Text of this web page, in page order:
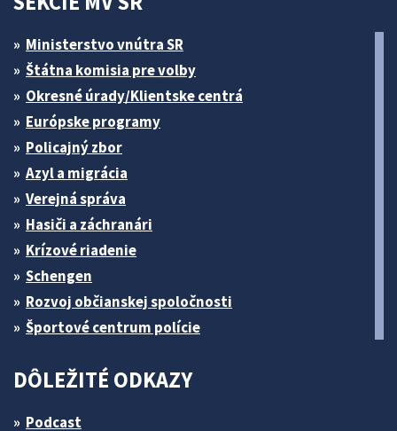
Ministerstvo vnútra SR
Štátna komisia pre volby
Okresné úrady/Klientske centrá
Európske programy
Policajný zbor
Azyl a migrácia
Verejná správa
Hasiči a záchranári
Krízové riadenie
Schengen
Rozvoj občianskej spoločnosti
Športové centrum polície
DÔLEŽITÉ ODKAZY
Podcast